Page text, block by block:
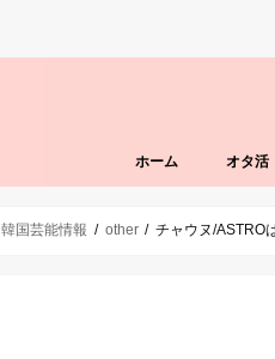
ホーム オタ活
韓国芸能情報 other チャウヌ/ASTRO